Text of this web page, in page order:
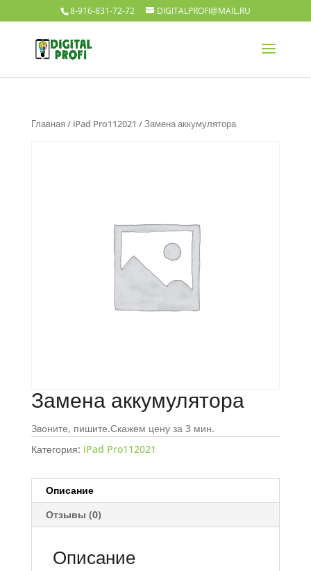
8-916-831-72-72 DIGITALPROFI@MAIL.RU
Главная / iPad Pro112021 / Замена аккумулятора
Замена аккумулятора
Звоните, пишите.Скажем цену за 3 мин.
Категория: iPad Pro112021
Описание
Отзывы (0)
Описание